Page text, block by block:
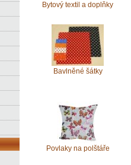
Bytový textil a doplňky
Bavlněné šátky
Povlaky na polštáře